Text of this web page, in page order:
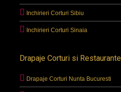
Inchirieri Corturi Sibiu
Inchirieri Corturi Sinaia
Drapaje Corturi si Restaurante
Drapaje Corturi Nunta Bucuresti